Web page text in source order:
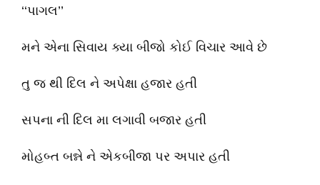
‘‘પાગલ’’
મને એના સિવાય ક્યા બીજો કોઈ વિચાર આવે છે
તુ જ થી દિલ ને અપેક્ષા હજાર હતી
સપના ની દિલ મા લગાવી બજાર હતી
મોહબ્ત બન્ને ને એકબીજા પર અપાર હતી